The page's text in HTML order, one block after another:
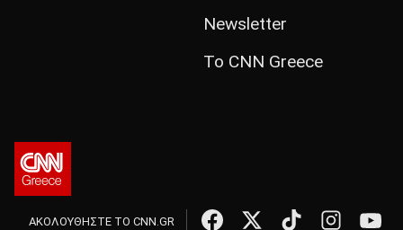
Newsletter
Το CNN Greece
ΑΚΟΛΟΥΘΗΣΤΕ ΤΟ CNN.GR